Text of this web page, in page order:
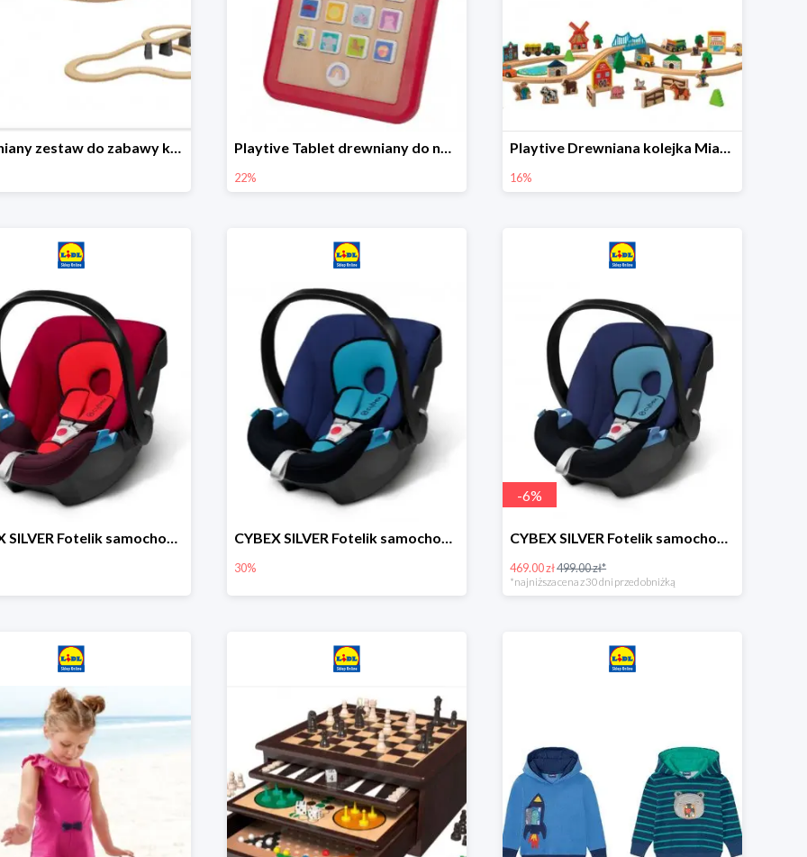
Drewniany zestaw do zabawy kolejką - farma i wiadukt Playtive Tablet drewniany do nauki, interaktywny
22%
Playtive Drewniana kolejka Miasto lub Farma
16%
CYBEX SILVER Fotelik samochodowy CYBEX SILVER Fotelik samochodowy -30%
30%
-6%
CYBEX SILVER Fotelik samochodowy + dostawa gratis!
469.00 zł499.00 zł*
*najniższa cena z 30 dni przed obniżką